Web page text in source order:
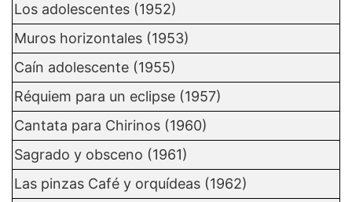
Los adolescentes (1952)
Muros horizontales (1953)
Caín adolescente (1955)
Réquiem para un eclipse (1957)
Cantata para Chirinos (1960)
Sagrado y obsceno (1961)
Las pinzas Café y orquídeas (1962)